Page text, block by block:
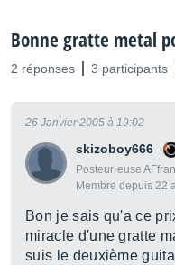
Bonne gratte metal
2 réponses 3 participants
skizoboy666
Posteur·euse
Membre depuis 22
26 Janvier 2005 à 19:02
Bon je sais qu'a ce
miracle d'une gratte
suis le deuxième